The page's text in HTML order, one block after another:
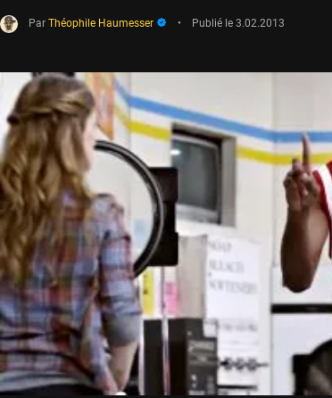
Par Théophile Haumesser • Publié le 3.02.2013